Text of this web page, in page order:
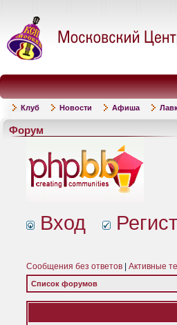
Клуб Новости Афиша
Форум
Вход
Сообщения без ответов Активные
Список форумов